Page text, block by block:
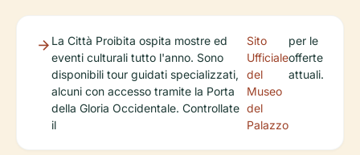
La Città Proibita ospita mostre ed
eventi culturali tutto l'anno. Sono
disponibili tour guidati specializzati,
alcuni con accesso tramite la Porta
della Gloria Occidentale. Controllate
il
Sito
Ufficiale
del
Museo
del
Palazzo
per le
offerte
attuali.